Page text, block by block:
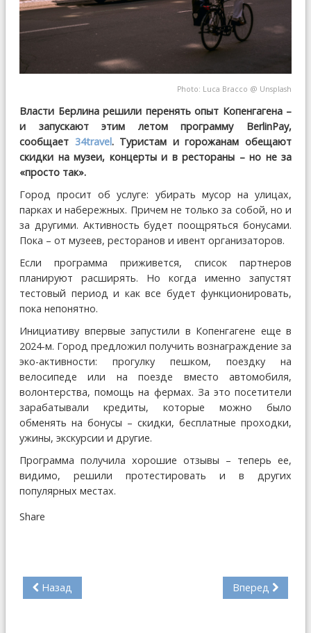
Photo: Luca Bracco @ Unsplash
Власти Берлина решили перенять опыт Копенгагена –
и запускают этим летом программу BerlinPay,
сообщает 34travel. Туристам и горожанам обещают
скидки на музеи, концерты и в рестораны – но не за
«просто так».
Город просит об услуге: убирать мусор на улицах,
парках и набережных. Причем не только за собой, но и
за другими. Активность будет поощряться бонусами.
Пока – от музеев, ресторанов и ивент организаторов.
Если программа приживется, список партнеров
планируют расширять. Но когда именно запустят
тестовый период и как все будет функционировать,
пока непонятно.
Инициативу впервые запустили в Копенгагене еще в
2024-м. Город предложил получить вознаграждение за
эко-активности: прогулку пешком, поездку на
велосипеде или на поезде вместо автомобиля,
волонтерства, помощь на фермах. За это посетители
зарабатывали кредиты, которые можно было
обменять на бонусы – скидки, бесплатные проходки,
ужины, экскурсии и другие.
Программа получила хорошие отзывы – теперь ее,
видимо, решили протестировать и в других
популярных местах.
Share
Назад Вперед